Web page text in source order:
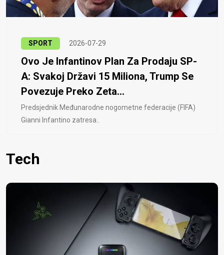
SPORT 2026-07-29
Ovo Je Infantinov Plan Za Prodaju SP-
A: Svakoj Državi 15 Miliona, Trump Se
Povezuje Preko Zeta...
Predsjednik Međunarodne nogometne federacije (FIFA)
Gianni Infantino zatresa..
Tech